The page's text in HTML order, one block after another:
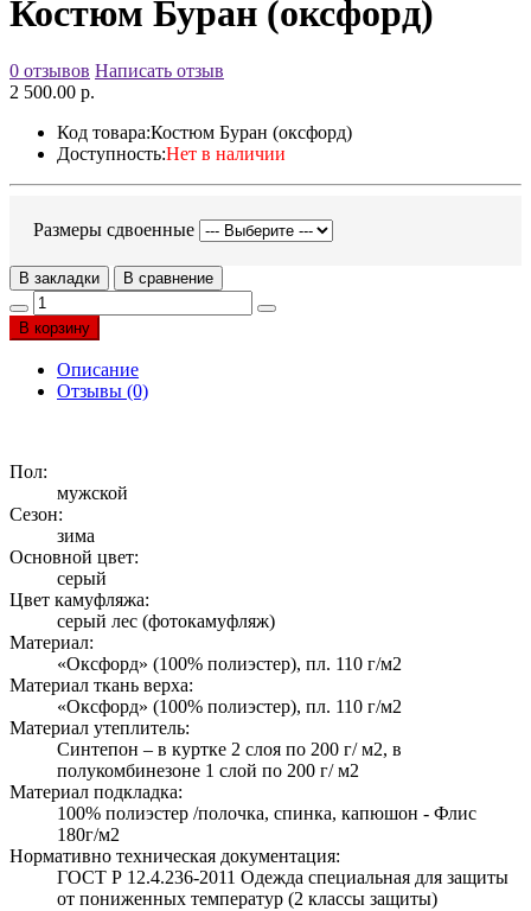
Костюм Буран (оксфорд)
0 отзывов Написать отзыв
2 500.00 р.
Код товара:Костюм Буран (оксфорд)
Доступность:Нет в наличии
Размеры сдвоенные
В закладки В сравнение
В корзину
Описание
Отзывы (0)
Пол:
мужской
Сезон:
зима
Основной цвет:
серый
Цвет камуфляжа:
серый лес (фотокамуфляж)
Материал:
«Оксфорд» (100% полиэстер), пл. 110 г/м2
Материал ткань верха:
«Оксфорд» (100% полиэстер), пл. 110 г/м2
Материал утеплитель:
Синтепон – в куртке 2 слоя по 200 г/ м2, в
полукомбинезоне 1 слой по 200 г/ м2
Материал подкладка:
100% полиэстер /полочка, спинка, капюшон - Флис
180г/м2
Нормативно техническая документация:
ГОСТ Р 12.4.236-2011 Одежда специальная для защиты
от пониженных температур (2 классы защиты)